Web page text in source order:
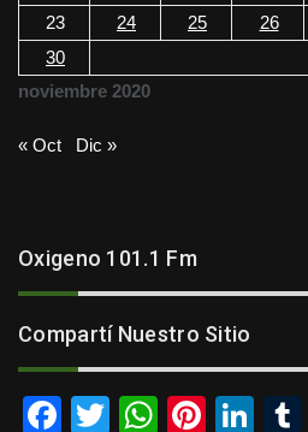
noviembre 2020
23
24 25 26
30
« Oct Dic »
Oxigeno 101.1 Fm
Compartí Nuestro Sitio
F T W Pi Li